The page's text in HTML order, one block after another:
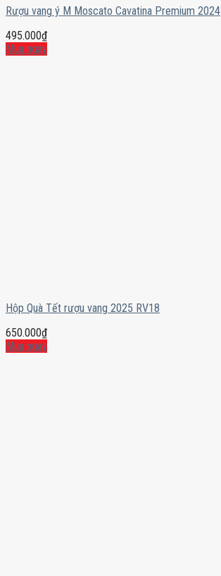
Rượu vang ý M Moscato Cavatina Premium 2024
495.000₫
Mua ngay
Hộp Quà Tết rượu vang 2025 RV18
650.000₫
Mua ngay